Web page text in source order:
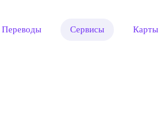
Переводы Сервисы Карты